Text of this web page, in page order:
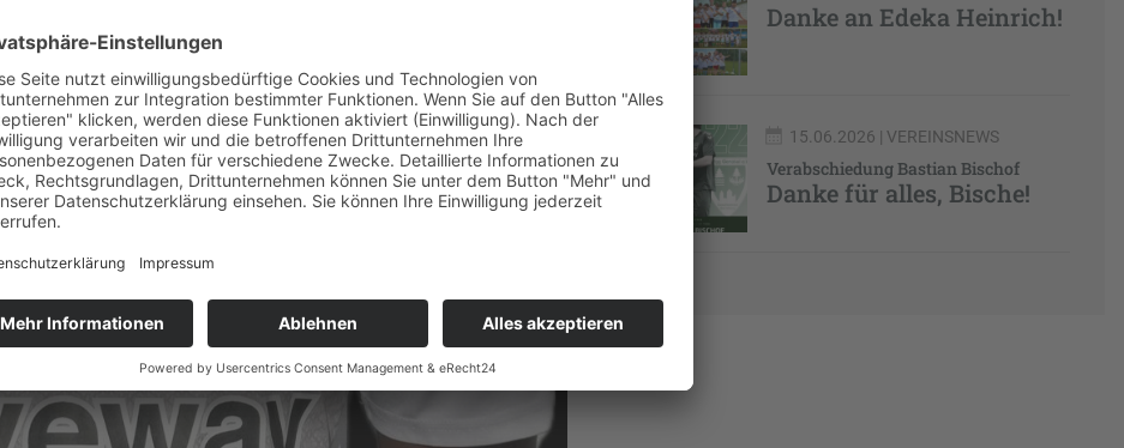
Danke an Edeka Heinrich!
15.06.2026 | VEREINSNEWS
Verabschiedung Bastian Bischof
Danke für alles, Bische!